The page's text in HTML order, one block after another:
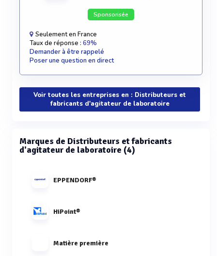
Sponsorisée
Seulement en France
Taux de réponse : 69%
Demander à être rappelé
Poser une question en direct
Voir toutes les entreprises en : Distributeurs et
fabricants d'agitateur de laboratoire
Marques de Distributeurs et fabricants
d'agitateur de laboratoire (4)
EPPENDORF®
HiPoint®
Matière première